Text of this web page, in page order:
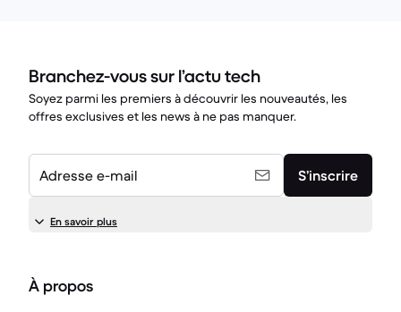
Branchez-vous sur l’actu tech
Soyez parmi les premiers à découvrir les nouveautés, les
offres exclusives et les news à ne pas manquer.
Adresse e-mail S’inscrire
En savoir plus
À propos